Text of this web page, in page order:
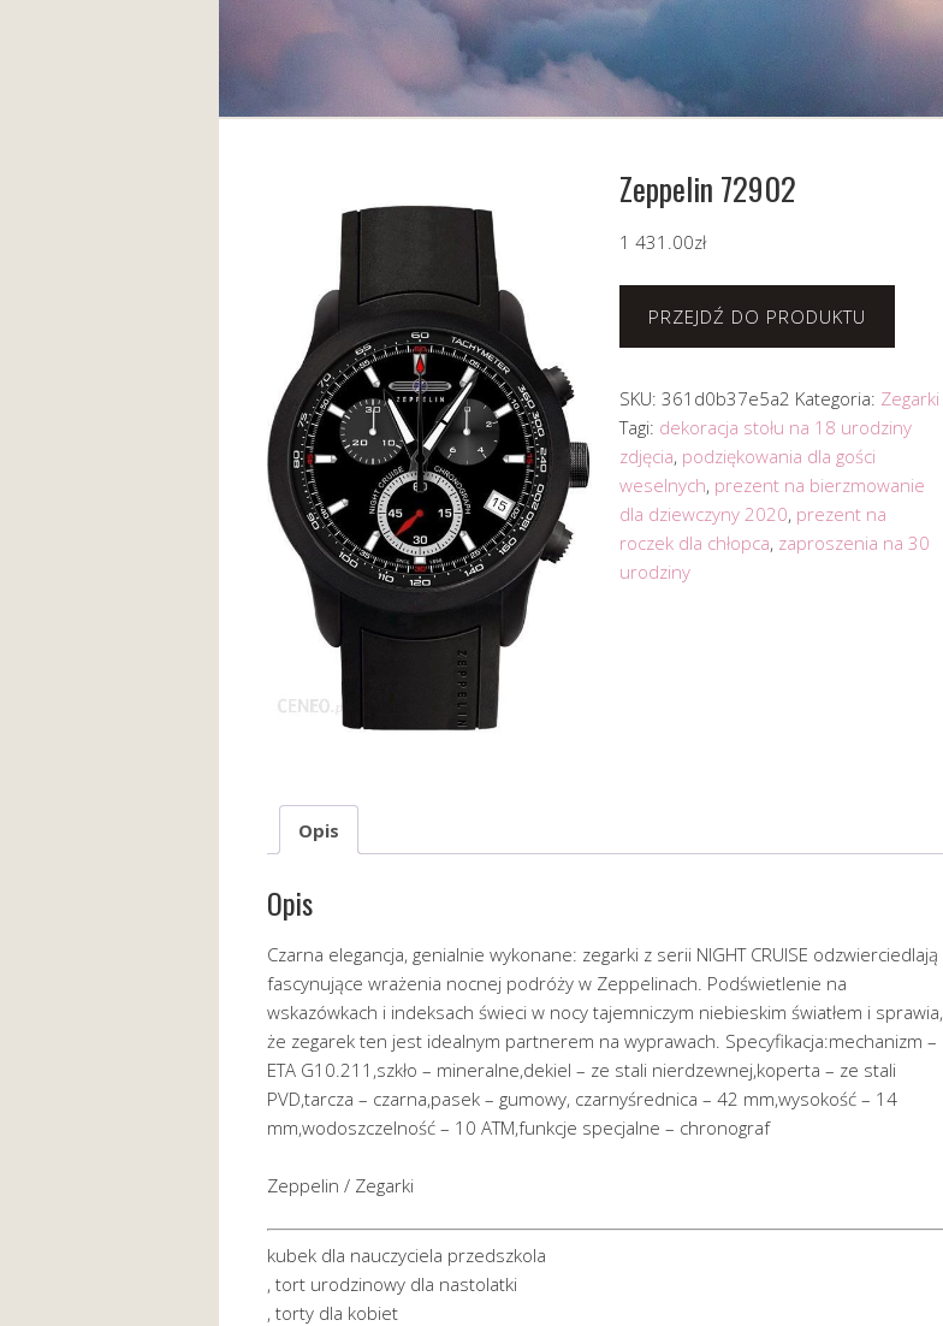
Zeppelin 72902
1 431.00zł
PRZEJDŹ DO PRODUKTU
SKU: 361d0b37e5a2 Kategoria: Zegarki
Tagi: dekoracja stołu na 18 urodziny
zdjęcia, podziękowania dla gości
weselnych, prezent na bierzmowanie
dla dziewczyny 2020, prezent na
roczek dla chłopca, zaproszenia na 30
urodziny
Opis
Opis
Czarna elegancja, genialnie wykonane: zegarki z serii NIGHT CRUISE odzwierciedlają
fascynujące wrażenia nocnej podróży w Zeppelinach. Podświetlenie na
wskazówkach i indeksach świeci w nocy tajemniczym niebieskim światłem i sprawia,
że zegarek ten jest idealnym partnerem na wyprawach. Specyfikacja:mechanizm –
ETA G10.211,szkło – mineralne,dekiel – ze stali nierdzewnej,koperta – ze stali
PVD,tarcza – czarna,pasek – gumowy, czarnyśrednica – 42 mm,wysokość – 14
mm,wodoszczelność – 10 ATM,funkcje specjalne – chronograf
Zeppelin / Zegarki
kubek dla nauczyciela przedszkola
, tort urodzinowy dla nastolatki
, torty dla kobiet